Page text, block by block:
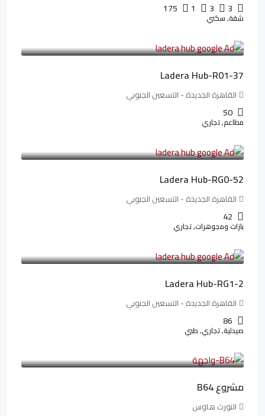
3
3
1
175
شقة, سكني
13,912,288LE
Ladera Hub-R01-37
القاهرة الجديدة - التسعين الجنوبي
50
مطاعم, تجاري
13,319,821LE
Ladera Hub-RG0-52
القاهرة الجديدة - التسعين الجنوبي
42
بازات ومجوهرات, تجاري
38,551,500LE
Ladera Hub-RG1-2
القاهرة الجديدة - التسعين الجنوبي
86
صيدلية, تجاري, طبي
3,125,000LE
مشروع B64
النورث هاوس